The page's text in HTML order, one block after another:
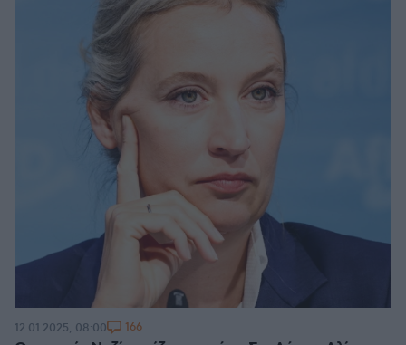
12.01.2025, 08:00 166